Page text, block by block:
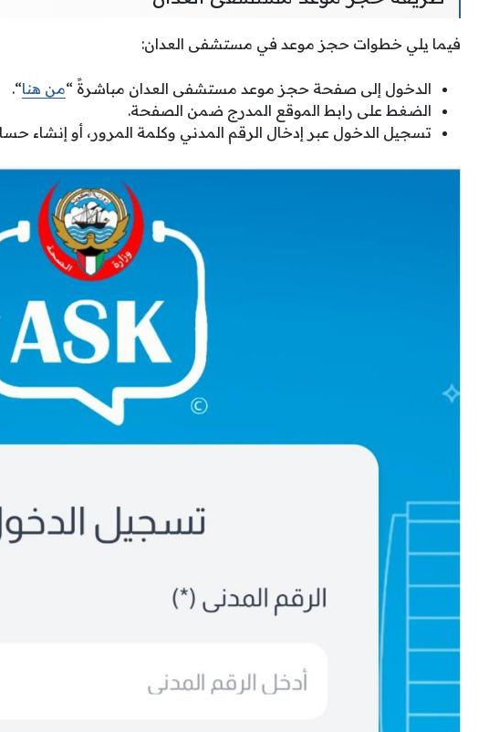
فيما يلي خطوات حجز موعد في مستشفى العدان:
الدخول إلى صفحة حجز موعد مستشفى العدان مباشرةً “من هنا“.
الضغط على رابط الموقع المدرج ضمن الصفحة.
تسجيل الدخول عبر إدخال الرقم المدني وكلمة المرور، أو إنشاء